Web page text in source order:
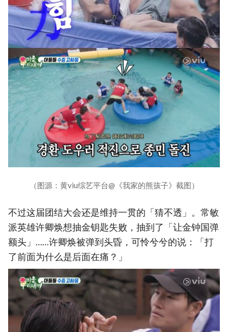
（图源：黄viu综艺平台@《我家的熊孩子》截图）
不过这届团结大会还是维持一贯的「猜不透」。常敏
派英雄许卿焕想抽金钥匙失败，抽到了「让金钟国弹
额头」……许卿焕被弹到头昏，可怜兮兮的说：「打
了前面为什么是后面在痛？」